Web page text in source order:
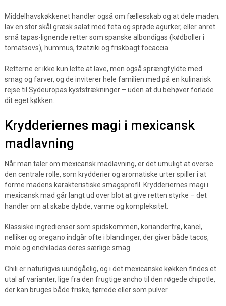
Middelhavskøkkenet handler også om fællesskab og at dele maden;
lav en stor skål græsk salat med feta og sprøde agurker, eller anret
små tapas-lignende retter som spanske albondigas (kødboller i
tomatsovs), hummus, tzatziki og friskbagt focaccia.
Retterne er ikke kun lette at lave, men også sprængfyldte med
smag og farver, og de inviterer hele familien med på en kulinarisk
rejse til Sydeuropas kyststrækninger – uden at du behøver forlade
dit eget køkken.
Krydderiernes magi i mexicansk
madlavning
Når man taler om mexicansk madlavning, er det umuligt at overse
den centrale rolle, som krydderier og aromatiske urter spiller i at
forme madens karakteristiske smagsprofil. Krydderiernes magi i
mexicansk mad går langt ud over blot at give retten styrke – det
handler om at skabe dybde, varme og kompleksitet.
Klassiske ingredienser som spidskommen, korianderfrø, kanel,
nelliker og oregano indgår ofte i blandinger, der giver både tacos,
mole og enchiladas deres særlige smag.
Chili er naturligvis uundgåelig, og i det mexicanske køkken findes et
utal af varianter, lige fra den frugtige ancho til den røgede chipotle,
der kan bruges både friske, tørrede eller som pulver.